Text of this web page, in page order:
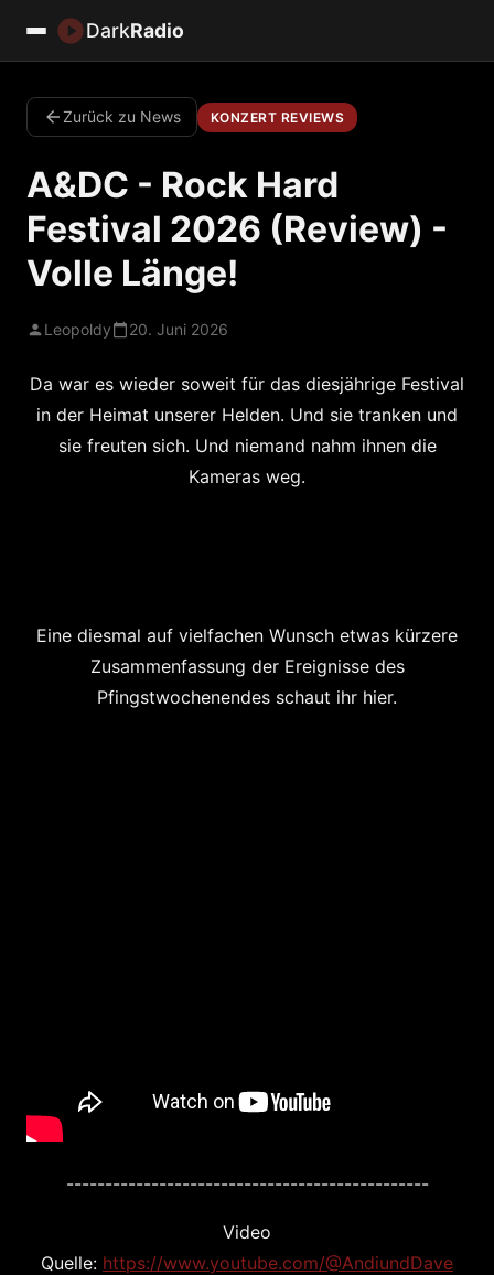
DarkRadio
Zurück zu News KONZERT REVIEWS
A&DC - Rock Hard
Festival 2026 (Review) -
Volle Länge!
Leopoldy 20. Juni 2026
Da war es wieder soweit für das diesjährige Festival
in der Heimat unserer Helden. Und sie tranken und
sie freuten sich. Und niemand nahm ihnen die
Kameras weg.
Eine diesmal auf vielfachen Wunsch etwas kürzere
Zusammenfassung der Ereignisse des
Pfingstwochenendes schaut ihr hier.
-----------------------------------------------
Video
Quelle: https://www.youtube.com/@AndiundDave